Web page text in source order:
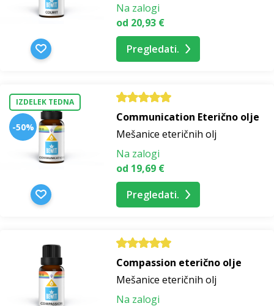
Na zalogi
od 20,93 €
Pregledati.
IZDELEK TEDNA
-50%
Communication Eterično olje
Mešanice eteričnih olj
Na zalogi
od 19,69 €
Pregledati.
Compassion eterično olje
Mešanice eteričnih olj
Na zalogi